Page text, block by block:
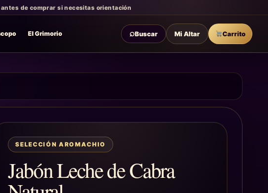
de comprar si necesitas orientación
El Grimorio ⌕Buscar Mi Altar Carrito
SELECCIÓN AROMACHIO
Jabón Leche de Cabra